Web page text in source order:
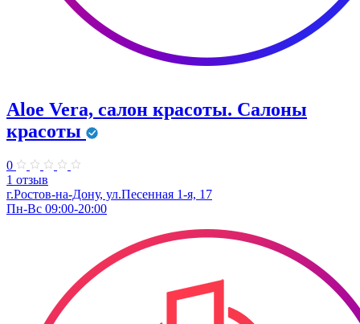
Aloe Vera, салон красоты. Салоны
красоты
0
1 отзыв
г.Ростов-на-Дону, ул.Песенная 1-я, 17
Пн-Вс 09:00-20:00